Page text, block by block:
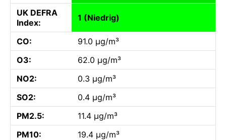
UK DEFRA
Index:
1 (Niedrig)
CO:
91.0 µg/m³
O3:
62.0 µg/m³
NO2:
0.3 µg/m³
SO2:
0.4 µg/m³
PM2.5:
11.4 µg/m³
PM10:
19.4 µg/m³